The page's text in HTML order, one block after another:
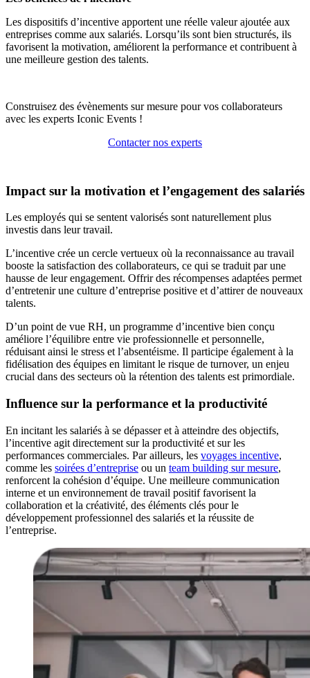
Les dispositifs d’incentive apportent une réelle valeur ajoutée aux
entreprises comme aux salariés. Lorsqu’ils sont bien structurés, ils
favorisent la motivation, améliorent la performance et contribuent à
une meilleure gestion des talents.
Construisez des évènements sur mesure pour vos collaborateurs
avec les experts Iconic Events !
Contacter nos experts
Impact sur la motivation et l’engagement des salariés
Les employés qui se sentent valorisés sont naturellement plus
investis dans leur travail.
L’incentive crée un cercle vertueux où la reconnaissance au travail
booste la satisfaction des collaborateurs, ce qui se traduit par une
hausse de leur engagement. Offrir des récompenses adaptées permet
d’entretenir une culture d’entreprise positive et d’attirer de nouveaux
talents.
D’un point de vue RH, un programme d’incentive bien conçu
améliore l’équilibre entre vie professionnelle et personnelle,
réduisant ainsi le stress et l’absentéisme. Il participe également à la
fidélisation des équipes en limitant le risque de turnover, un enjeu
crucial dans des secteurs où la rétention des talents est primordiale.
Influence sur la performance et la productivité
En incitant les salariés à se dépasser et à atteindre des objectifs,
l’incentive agit directement sur la productivité et sur les
performances commerciales. Par ailleurs, les voyages incentive,
comme les soirées d’entreprise ou un team building sur mesure,
renforcent la cohésion d’équipe. Une meilleure communication
interne et un environnement de travail positif favorisent la
collaboration et la créativité, des éléments clés pour le
développement professionnel des salariés et la réussite de
l’entreprise.